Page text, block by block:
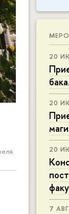
20
20
20
7